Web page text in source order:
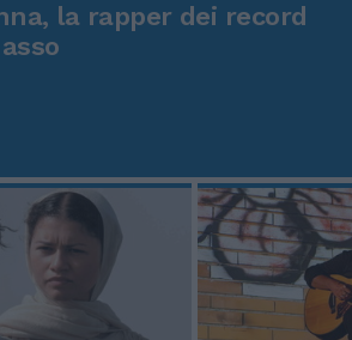
la rapper dei record